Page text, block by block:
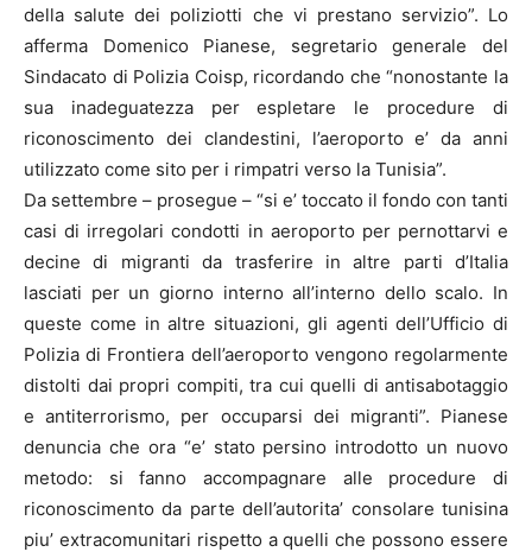
della salute dei poliziotti che vi prestano servizio”. Lo
afferma Domenico Pianese, segretario generale del
Sindacato di Polizia Coisp, ricordando che “nonostante la
sua inadeguatezza per espletare le procedure di
riconoscimento dei clandestini, l’aeroporto e’ da anni
utilizzato come sito per i rimpatri verso la Tunisia”.
Da settembre – prosegue – “si e’ toccato il fondo con tanti
casi di irregolari condotti in aeroporto per pernottarvi e
decine di migranti da trasferire in altre parti d’Italia
lasciati per un giorno interno all’interno dello scalo. In
queste come in altre situazioni, gli agenti dell’Ufficio di
Polizia di Frontiera dell’aeroporto vengono regolarmente
distolti dai propri compiti, tra cui quelli di antisabotaggio
e antiterrorismo, per occuparsi dei migranti”. Pianese
denuncia che ora “e’ stato persino introdotto un nuovo
metodo: si fanno accompagnare alle procedure di
riconoscimento da parte dell’autorita’ consolare tunisina
piu’ extracomunitari rispetto a quelli che possono essere